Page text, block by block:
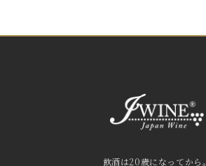
飲酒は20歳になってから。